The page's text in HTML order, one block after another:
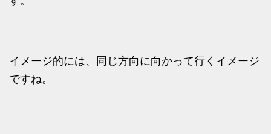
イメージ的には、同じ方向に向かって行くイメージ
ですね。